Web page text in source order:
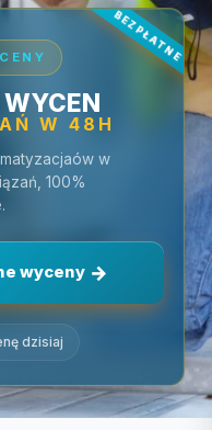
W 48H
w
100%
wyceny
dzisiaj